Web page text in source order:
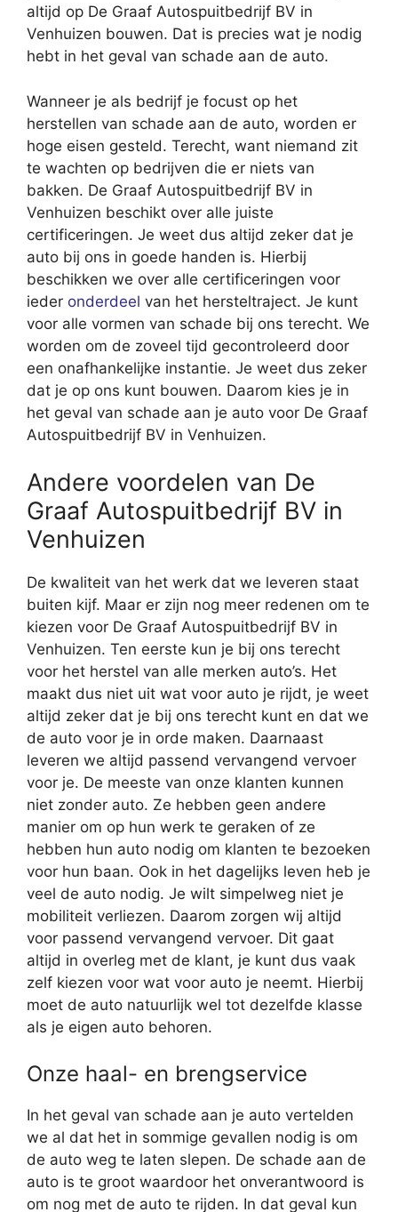
altijd op De Graaf Autospuitbedrijf BV in
Venhuizen bouwen. Dat is precies wat je nodig
hebt in het geval van schade aan de auto.
Wanneer je als bedrijf je focust op het
herstellen van schade aan de auto, worden er
hoge eisen gesteld. Terecht, want niemand zit
te wachten op bedrijven die er niets van
bakken. De Graaf Autospuitbedrijf BV in
Venhuizen beschikt over alle juiste
certificeringen. Je weet dus altijd zeker dat je
auto bij ons in goede handen is. Hierbij
beschikken we over alle certificeringen voor
ieder onderdeel van het hersteltraject. Je kunt
voor alle vormen van schade bij ons terecht. We
worden om de zoveel tijd gecontroleerd door
een onafhankelijke instantie. Je weet dus zeker
dat je op ons kunt bouwen. Daarom kies je in
het geval van schade aan je auto voor De Graaf
Autospuitbedrijf BV in Venhuizen.
Andere voordelen van De
Graaf Autospuitbedrijf BV in
Venhuizen
De kwaliteit van het werk dat we leveren staat
buiten kijf. Maar er zijn nog meer redenen om te
kiezen voor De Graaf Autospuitbedrijf BV in
Venhuizen. Ten eerste kun je bij ons terecht
voor het herstel van alle merken auto’s. Het
maakt dus niet uit wat voor auto je rijdt, je weet
altijd zeker dat je bij ons terecht kunt en dat we
de auto voor je in orde maken. Daarnaast
leveren we altijd passend vervangend vervoer
voor je. De meeste van onze klanten kunnen
niet zonder auto. Ze hebben geen andere
manier om op hun werk te geraken of ze
hebben hun auto nodig om klanten te bezoeken
voor hun baan. Ook in het dagelijks leven heb je
veel de auto nodig. Je wilt simpelweg niet je
mobiliteit verliezen. Daarom zorgen wij altijd
voor passend vervangend vervoer. Dit gaat
altijd in overleg met de klant, je kunt dus vaak
zelf kiezen voor wat voor auto je neemt. Hierbij
moet de auto natuurlijk wel tot dezelfde klasse
als je eigen auto behoren.
Onze haal- en brengservice
In het geval van schade aan je auto vertelden
we al dat het in sommige gevallen nodig is om
de auto weg te laten slepen. De schade aan de
auto is te groot waardoor het onverantwoord is
om nog met de auto te rijden. In dat geval kun